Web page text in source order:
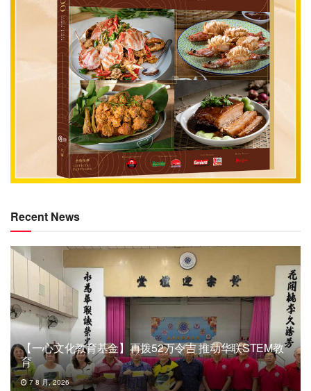
Recent News
【一心文化教育基金】再拨52万令吉 推动华联STEM教
育
7 8 月, 2026